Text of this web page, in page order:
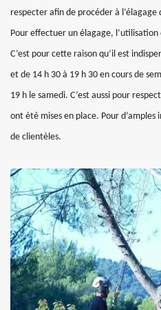
respecter afin de procéder à l’élagage
Pour effectuer un élagage,
C’est pour cette raison qu’il est
et de 14 h 30 à 19 h 30 en cours de
19 h le samedi. C’est aussi pour
ont été mises en place. Pour
de clientèles.